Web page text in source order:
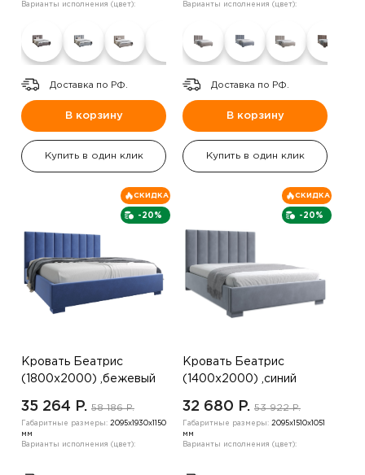
Варианты исполнения (цвет):
Доставка по РФ.
В корзину
Купить в один клик
Варианты исполнения (цвет):
Доставка по РФ.
В корзину
Купить в один клик
-20%
СКИДКА
Кровать Беатрис
(1800х2000) ,бежевый
35 264 P. 58 186 P.
Габаритные размеры: 2095х1930х1150
мм
Варианты исполнения (цвет):
-20%
СКИДКА
Кровать Беатрис
(1400х2000) ,синий
32 680 P. 53 922 P.
Габаритные размеры: 2095х1510х1051
мм
Варианты исполнения (цвет):